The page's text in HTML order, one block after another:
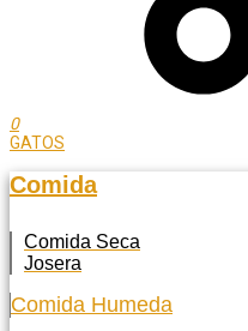
0
GATOS
Comida
Comida Seca
Josera
Comida Humeda